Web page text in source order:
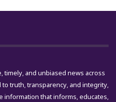
timely, and unbiased news across
truth, transparency, and integrity,
information that informs, educates,